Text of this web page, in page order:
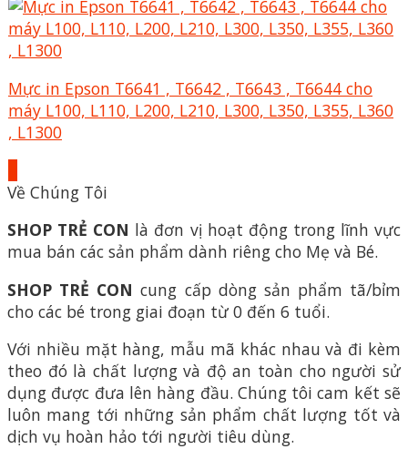
Mực in Epson T6641 , T6642 , T6643 , T6644 cho
máy L100, L110, L200, L210, L300, L350, L355, L360
, L1300
Về Chúng Tôi
SHOP TRẺ CON là đơn vị hoạt động trong lĩnh vực
mua bán các sản phẩm dành riêng cho Mẹ và Bé.
SHOP TRẺ CON cung cấp dòng sản phẩm tã/bỉm
cho các bé trong giai đoạn từ 0 đến 6 tuổi.
Với nhiều mặt hàng, mẫu mã khác nhau và đi kèm
theo đó là chất lượng và độ an toàn cho người sử
dụng được đưa lên hàng đầu. Chúng tôi cam kết sẽ
luôn mang tới những sản phẩm chất lượng tốt và
dịch vụ hoàn hảo tới người tiêu dùng.